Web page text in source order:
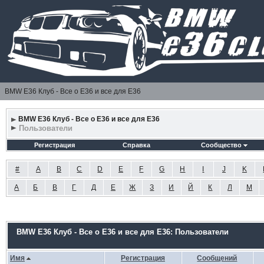
BMW E36 Клуб - Все о Е36 и все для Е36
BMW E36 Клуб - Все о Е36 и все для Е36
Пользователи
Регистрация Справка Сообщество
# A B C D E F G H J K
А Б В Г Д Е Ж З И Й К Л М
BMW E36 Клуб - Все о Е36 и все для Е36: Пользователи
Имя Регистрация Сообщений